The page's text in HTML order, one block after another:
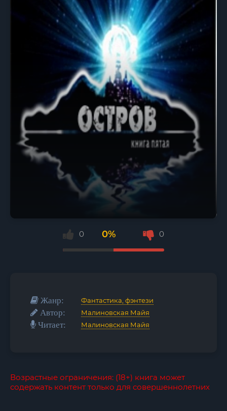
0 0% 0
Жанр: Фантастика, фэнтези
Автор: Малиновская Майя
Читает: Малиновская Майя
Возрастные ограничения: (18+) книга может
содержать контент только для совершеннолетних